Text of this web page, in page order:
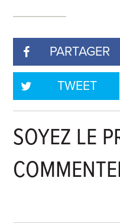
PARTAGER
TWEET
SOYEZ LE